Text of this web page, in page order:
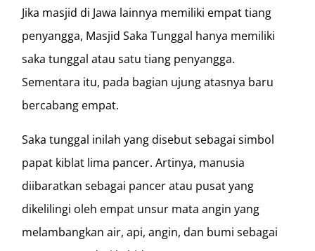
Jika masjid di Jawa lainnya memiliki empat tiang
penyangga, Masjid Saka Tunggal hanya memiliki
saka tunggal atau satu tiang penyangga.
Sementara itu, pada bagian ujung atasnya baru
bercabang empat.
Saka tunggal inilah yang disebut sebagai simbol
papat kiblat lima pancer. Artinya, manusia
diibaratkan sebagai pancer atau pusat yang
dikelilingi oleh empat unsur mata angin yang
melambangkan air, api, angin, dan bumi sebagai